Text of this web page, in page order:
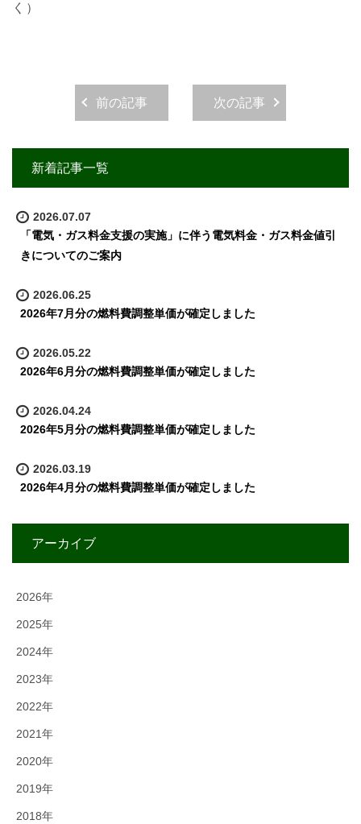
く）
前の記事 次の記事
新着記事一覧
2026.07.07
「電気・ガス料金支援の実施」に伴う電気料金・ガス料金値引
きについてのご案内
2026.06.25
2026年7月分の燃料費調整単価が確定しました
2026.05.22
2026年6月分の燃料費調整単価が確定しました
2026.04.24
2026年5月分の燃料費調整単価が確定しました
2026.03.19
2026年4月分の燃料費調整単価が確定しました
アーカイブ
2026年
2025年
2024年
2023年
2022年
2021年
2020年
2019年
2018年